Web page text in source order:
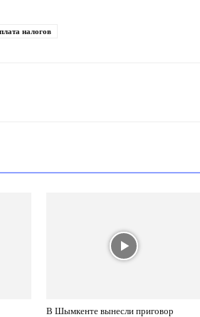
налогов
В Шымкенте вынесли приговор